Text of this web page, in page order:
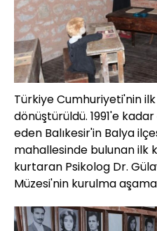
Türkiye Cumhuriyeti'nin
dönüştürüldü. 1991'e
eden Balıkesir'in Balya
mahallesinde bulunan ilk
kurtaran Psikolog Dr.
Müzesi'nin kurulma